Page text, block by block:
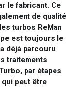
le fabricant. Ce
de qualité
turbos ReMan
est toujours le
déjà parcouru
traitements
par étapes
peut être